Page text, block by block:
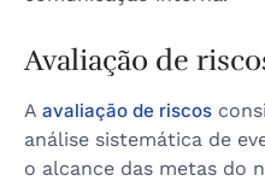
Avaliação de
A avaliação de riscos
análise sistemática de
o alcance das metas do